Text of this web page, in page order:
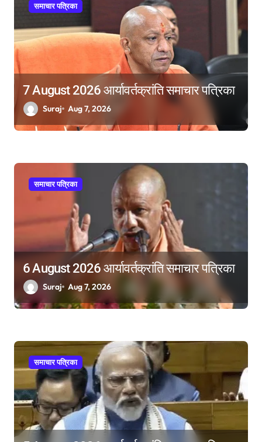
n
समाचार पत्रिका
7 August 2026 आर्यावर्तक्रांति समाचार पत्रिका
Suraj Aug 7, 2026
समाचार पत्रिका
6 August 2026 आर्यावर्तक्रांति समाचार पत्रिका
Suraj Aug 7, 2026
समाचार पत्रिका